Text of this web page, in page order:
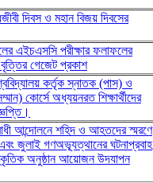
দিবস ও মহান বিজয় দিবসের
এইচএসসি পরীক্ষার ফলাফলের
গেজেট প্রকাশ
কর্তৃক স্নাতক (পাস) ও
কোর্সে অধ্যয়নরত শিক্ষার্থীদের
আন্দোলনে শহিদ ও আহতদের স্মরণে
জুলাই গণঅভ্যূত্থানের ঘটনাপ্রবাহ
অনুষ্ঠান আয়োজন উদযাপন